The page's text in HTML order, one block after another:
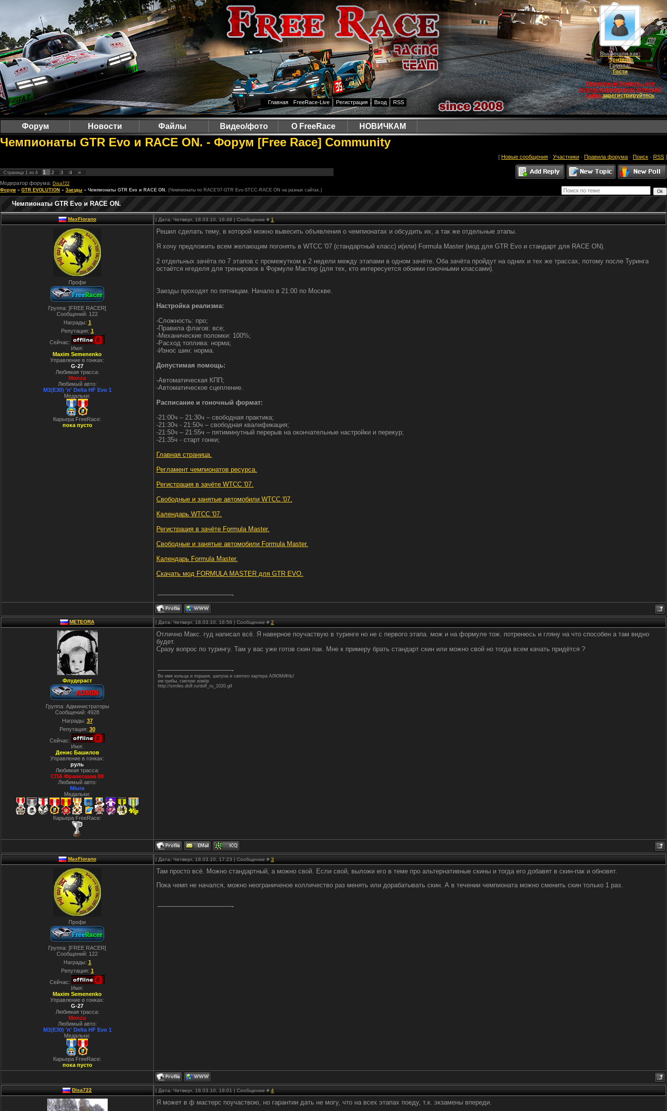
Вы вошли как:
Зритель
Группа:
Гости
Уважаемый Зритель, для
использования всех функций
сайтазарегистрируйтесь
Главная
FreeRace-Live Регистрация Вход RSS
Форум Новости Файлы Видео/фото О FreeRace НОВИЧКАМ
Чемпионаты GTR Evo и RACE ON. - Форум [Free Race] Community
[ Новые сообщения · Участники · Правила форума · Поиск · RSS ]
Страница 1 из 4 1 2 3 4 »
Модератор форума: Disa722
Форум » GTR EVOLUTION » Заезды » Чемпионаты GTR Evo и RACE ON. (Чемпионаты по RACE'07-GTR Evo-STCC-RACE ON на разных сайтах.)
Чемпионаты GTR Evo и RACE ON.
MaxFiorano | Дата: Четверг, 18.03.10, 16:48 | Сообщение # 1
Профи
Группа: ]FREE RACER[
Сообщений: 122
Награды: 1
Репутация: 1
Сейчас:
Имя:
Maxim Semenenko
Управление в гонках:
G-27
Любимая трасса:
Monza
Любимый авто:
M3(E30) 'n' Delta HF Evo 1
Медальки:
Карьера FreeRace:
пока пусто
Решил сделать тему, в которой можно вывесить объявления о чемпионатах и обсудить их, а так же отдельные этапы.
Я хочу предложить всем желающим погонять в WTCC '07 (стандартный класс) и(или) Formula Master (мод для GTR Evo и стандарт для RACE ON).
2 отдельных зачёта по 7 этапов с промежутком в 2 недели между этапами в одном зачёте. Оба зачёта пройдут на одних и тех же трассах, потому после Туринга
остаётся нгеделя для тренировок в Формуле Мастер (для тех, кто интересуется обоими гоночными классами).
Заезды проходят по пятницам. Начало в 21:00 по Москве.
Настройка реализма:
-Сложность: про;
-Правила флагов: все;
-Механические поломки: 100%;
-Расход топлива: норма;
-Износ шин: норма.
Допустимая помощь:
-Автоматическая КПП;
-Автоматическое сцепление.
Расписание и гоночный формат:
-21:00ч – 21:30ч – свободная практика;
-21:30ч - 21:50ч – свободная квалификация;
-21:50ч – 21:55ч – пятиминутный перерыв на окончательные настройки и перекур;
-21:35ч - старт гонки;
Главная страница.
Регламент чемпионатов ресурса.
Регистрация в зачёте WTCC '07.
Свободные и занятые автомобили WTCC '07.
Календарь WTCC '07.
Регистрация в зачёте Formula Master.
Свободные и занятые автомобили Formula Master.
Календарь Formula Master.
Скачать мод FORMULA MASTER для GTR EVO.
METEORA | Дата: Четверг, 18.03.10, 16:56 | Сообщение # 2
Флудераст
Группа: Администраторы
Сообщений: 4928
Награды: 37
Репутация: 30
Сейчас:
Имя:
Денис Башилов
Управление в гонках:
руль
Любимая трасса:
СПА Франкошам 88
Любимый авто:
Miura
Медальки:
Карьера FreeRace:
Отлично Макс. гуд написал всё. Я наверное поучаствую в туринге но не с первого этапа. мож и на формуле тож. потренюсь и гляну на что способен а там видно
будет.
Сразу вопрос по турингу. Там у вас уже готов скин пак. Мне к примеру брать стандарт скин или можно свой но тогда всем качать придётся ?
Во имя кольца и поршня, шатуна и святого картера АЛЮМИНЬ!
ем грибы, смотрю ковёр
http://smiles.dolf.ru/dolf_ru_1020.gif
MaxFiorano | Дата: Четверг, 18.03.10, 17:23 | Сообщение # 3
Профи
Группа: ]FREE RACER[
Сообщений: 122
Награды: 1
Репутация: 1
Сейчас:
Имя:
Maxim Semenenko
Управление в гонках:
G-27
Любимая трасса:
Monza
Любимый авто:
M3(E30) 'n' Delta HF Evo 1
Медальки:
Карьера FreeRace:
пока пусто
Там просто всё. Можно стандартный, а можно свой. Если свой, выложи его в теме про альтернативные скины и тогда его добавят в скин-пак и обновят.
Пока чемп не начался, можно неограниченое колличество раз менять или дорабатывать скин. А в течении чемпионата можно сменить скин только 1 раз.
Disa722 | Дата: Четверг, 18.03.10, 18:01 | Сообщение # 4
Я может в ф мастерс поучаствою, но гарантии дать не могу, что на всех этапах поеду, т.к. экзамены впереди.